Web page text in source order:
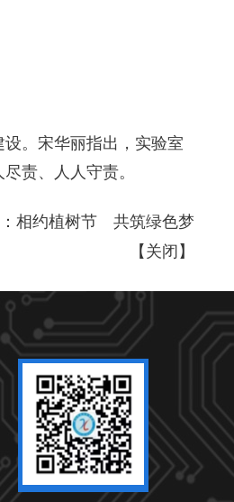
。宋华丽指出，实验室
责、人人守责。
相约植树节 共筑绿色梦
【 关闭 】